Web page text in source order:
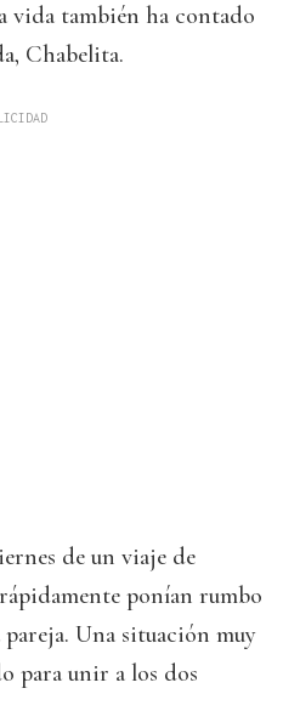
vida también ha contado
Chabelita.
de un viaje de
ponían rumbo
Una situación muy
para unir a los dos